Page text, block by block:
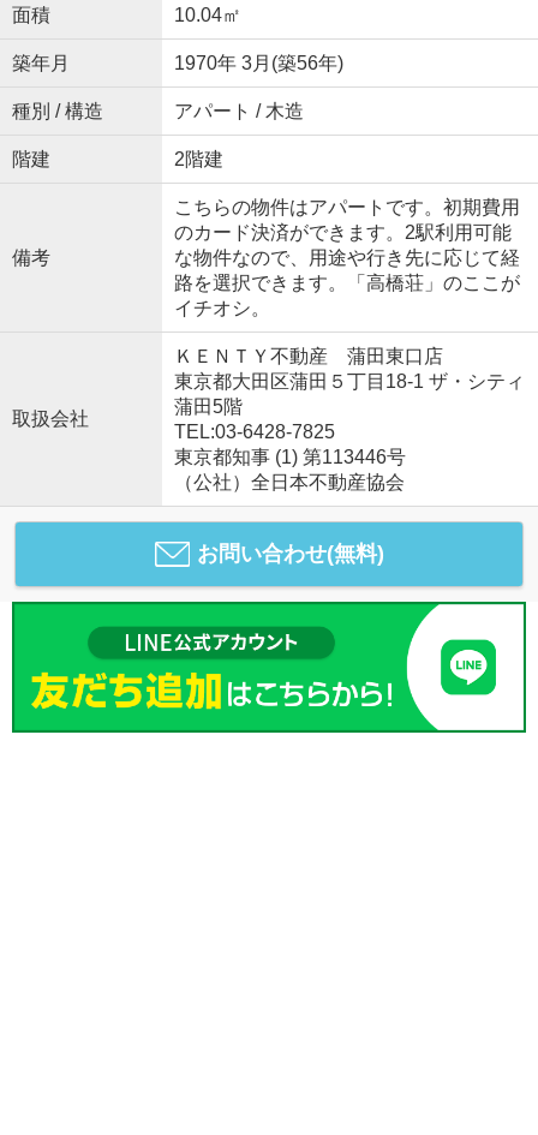
面積 10.04㎡
築年月 1970年 3月(築56年)
種別 / 構造 アパート / 木造
階建 2階建
備考
こちらの物件はアパートです。初期費用
のカード決済ができます。2駅利用可能
な物件なので、用途や行き先に応じて経
路を選択できます。「高橋荘」のここが
イチオシ。
取扱会社
ＫＥＮＴＹ不動産 蒲田東口店
東京都大田区蒲田５丁目18-1 ザ・シティ
蒲田5階
TEL:03-6428-7825
東京都知事 (1) 第113446号
（公社）全日本不動産協会
お問い合わせ(無料)